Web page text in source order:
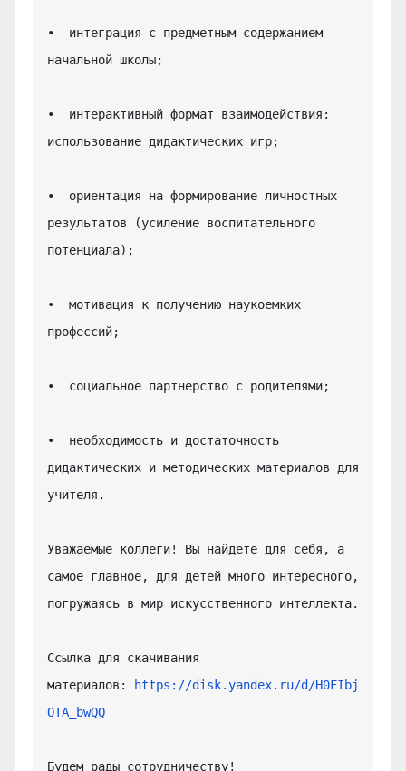
•  интеграция с предметным содержанием
начальной школы;
•  интерактивный формат взаимодействия:
использование дидактических игр;
•  ориентация на формирование личностных
результатов (усиление воспитательного
потенциала);
•  мотивация к получению наукоемких
профессий;
•  социальное партнерство с родителями;
•  необходимость и достаточность
дидактических и методических материалов для
учителя.
Уважаемые коллеги! Вы найдете для себя, а
самое главное, для детей много интересного,
погружаясь в мир искусственного интеллекта.
Ссылка для скачивания
материалов:
https://disk.yandex.ru/d/H0FIbj
OTA_bwQQ
Будем рады сотрудничеству!